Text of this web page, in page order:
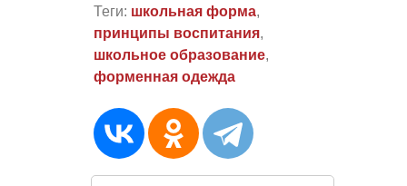
Теги: школьная форма,
принципы воспитания,
школьное образование,
форменная одежда